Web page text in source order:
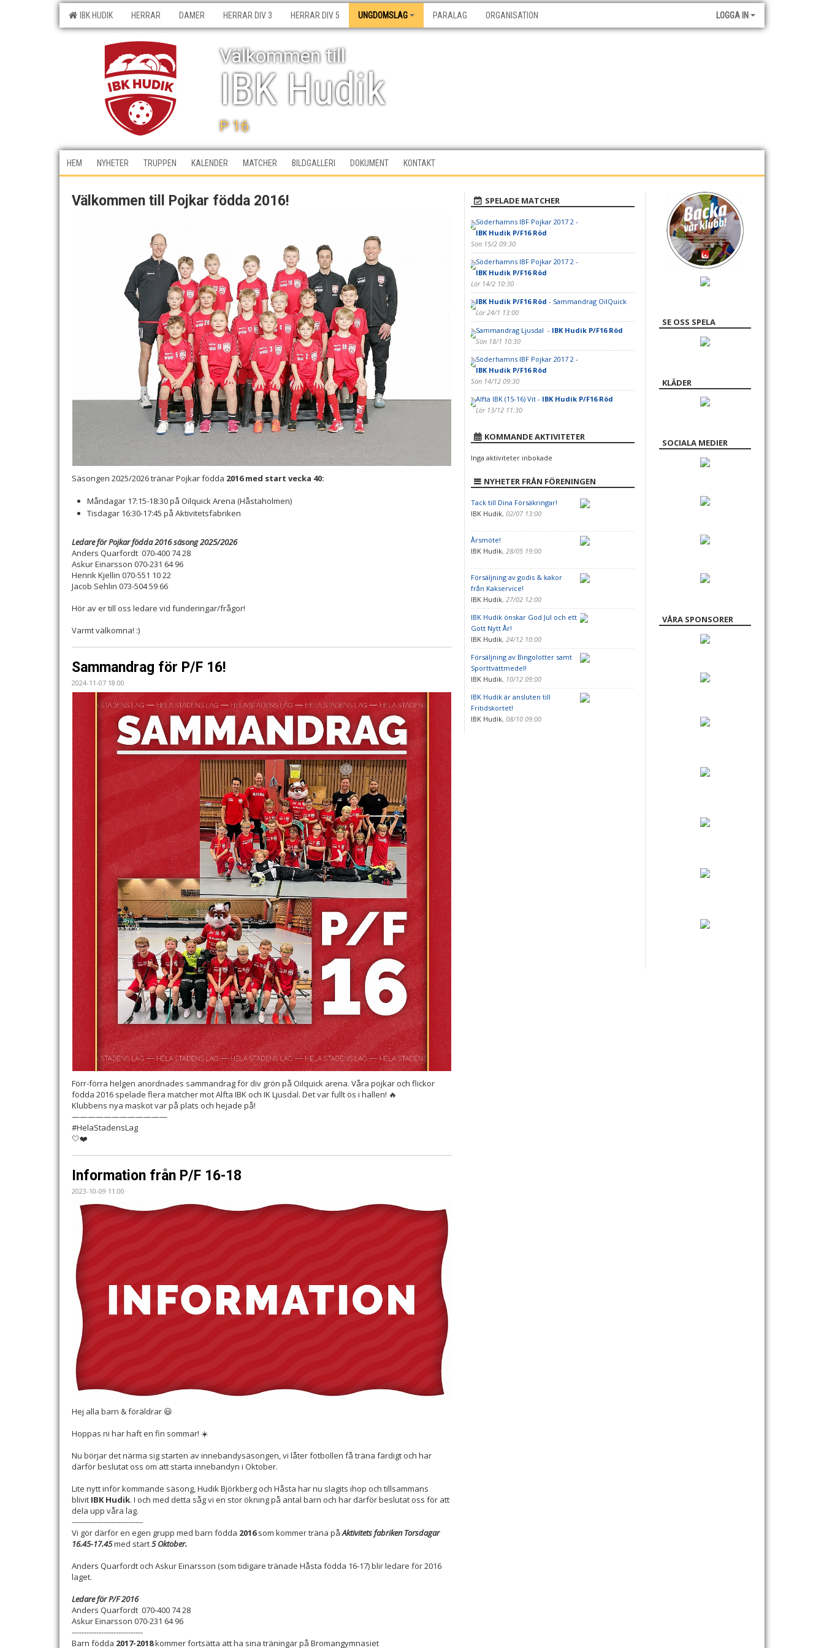
IBK HUDIK HERRAR DAMER HERRAR DIV 3 HERRAR DIV 5 UNGDOMSLAG PARALAG ORGANISATION LOGGA IN
IBK Hudik
Välkommen till
P 16
HEM NYHETER TRUPPEN KALENDER MATCHER BILDGALLERI DOKUMENT KONTAKT
Välkommen till Pojkar födda 2016!
Säsongen 2025/2026 tränar Pojkar födda 2016 med start vecka 40:
Måndagar 17:15-18:30 på Oilquick Arena (Håstaholmen)
Tisdagar 16:30-17:45 på Aktivitetsfabriken
Ledare för Pojkar födda 2016 säsong 2025/2026
Anders Quarfordt 070-400 74 28
Askur Einarsson 070-231 64 96
Henrik Kjellin 070-551 10 22
Jacob Sehlin 073-504 59 66
Hör av er till oss ledare vid funderingar/frågor!
Varmt välkomna! :)
Sammandrag för P/F 16!
2024-11-07 18:00
Förr-förra helgen anordnades sammandrag för div grön på Oilquick arena. Våra pojkar och flickor
födda 2016 spelade flera matcher mot Alfta IBK och IK Ljusdal. Det var fullt ös i hallen! 🔥
Klubbens nya maskot var på plats och hejade på!
————————————
#HelaStadensLag
🤍❤️
Information från P/F 16-18
2023-10-09 11:00
Hej alla barn & föräldrar 😃
Hoppas ni har haft en fin sommar! ☀️
Nu börjar det närma sig starten av innebandysäsongen, vi låter fotbollen få träna färdigt och har
därför beslutat oss om att starta innebandyn i Oktober.
Lite nytt inför kommande säsong, Hudik Björkberg och Håsta har nu slagits ihop och tillsammans
blivit IBK Hudik. I och med detta såg vi en stor ökning på antal barn och har därför beslutat oss för att
dela upp våra lag.
-----------------------------
Vi gör därför en egen grupp med barn födda 2016som kommer träna påAktivitets fabriken Torsdagar
16.45-17.45med start5 Oktober.
Anders Quarfordt och Askur Einarsson (som tidigare tränade Håsta födda 16-17) blir ledare för 2016
laget.
Ledare för P/F 2016
Anders Quarfordt 070-400 74 28
Askur Einarsson 070-231 64 96
-----------------------------
Barn födda 2017-2018kommer fortsätta att ha sina träningar på Bromangymnasiet
SPELADE MATCHER
Söderhamns IBF Pojkar 2017 2 -
IBK Hudik P/F16 Röd
Sön 15/2 09:30
Söderhamns IBF Pojkar 2017 2 -
IBK Hudik P/F16 Röd
Lör 14/2 10:30
IBK Hudik P/F16 Röd - Sammandrag OilQuick
Lör 24/1 13:00
Sammandrag Ljusdal - IBK Hudik P/F16 Röd
Sön 18/1 10:30
Söderhamns IBF Pojkar 2017 2 -
IBK Hudik P/F16 Röd
Sön 14/12 09:30
Alfta IBK (15-16) Vit - IBK Hudik P/F16 Röd
Lör 13/12 11:30
KOMMANDE AKTIVITETER
Inga aktiviteter inbokade
NYHETER FRÅN FÖRENINGEN
Tack till Dina Försäkringar!
IBK Hudik, 02/07 13:00
Årsmöte!
IBK Hudik, 28/05 19:00
Försäljning av godis & kakor
från Kakservice!
IBK Hudik, 27/02 12:00
IBK Hudik önskar God Jul och ett
Gott Nytt År!
IBK Hudik, 24/12 10:00
Försäljning av Bingolotter samt
Sporttvättmedel!
IBK Hudik, 10/12 09:00
IBK Hudik är ansluten till
Fritidskortet!
IBK Hudik, 08/10 09:00
SE OSS SPELA
KLÄDER
SOCIALA MEDIER
VÅRA SPONSORER